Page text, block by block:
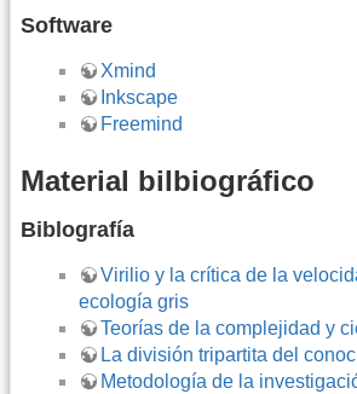
Software
Xmind
Inkscape
Freemind
Material bilbiográfico
Biblografía
Virilio y la crítica de la
ecología gris
Teorías de la complejidad y
La división tripartita del
Metodología de la